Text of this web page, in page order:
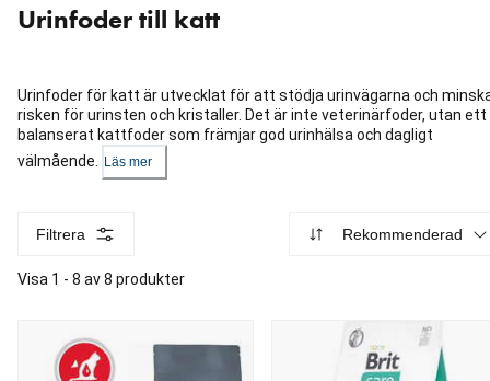
Veterinärfoder
Varumärken
Urinfoder till katt
Urinfoder för katt är utvecklat för att stödja urinvägarna och
risken för urinsten och kristaller. Det är inte veterinärfoder, utan ett
balanserat kattfoder som främjar god urinhälsa och dagligt
välmående.
Läs mer
Filtrera Rekommenderad
Visa 1 - 8 av 8 produkter